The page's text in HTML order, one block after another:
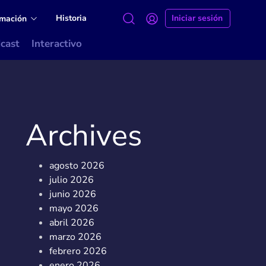
Historia Iniciar sesión
Interactivo
Archives
agosto 2026
julio 2026
junio 2026
mayo 2026
abril 2026
marzo 2026
febrero 2026